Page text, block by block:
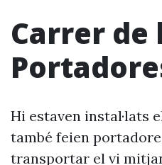
Carrer de
Hi estaven instal·lats
també feien
transportar el vi